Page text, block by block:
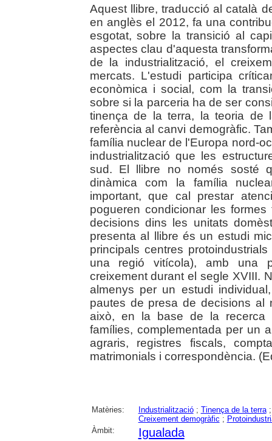
Aquest llibre, traducció al català
en anglès el 2012, fa una
esgotat, sobre la transició al
aspectes clau d'aquesta
de la industrialització, el
mercats. L'estudi participa
econòmica i social, com la
sobre si la parceria ha de ser
tinença de la terra, la teoria de
referència al canvi demogràfic.
família nuclear de l'Europa nord-
industrialització que les
sud. El llibre no només sosté
dinàmica com la família
important, que cal prestar
pogueren condicionar les
decisions dins les unitats
presenta al llibre és un estudi
principals centres
una regió vitícola), amb una
creixement durant el segle XVIII.
almenys per un estudi
pautes de presa de decisions al
això, en la base de la recerca
famílies, complementada per un
agraris, registres fiscals,
matrimonials i correspondència.
Matèries: Industrialització; Tinença de la terra
Creixement demogràfic ;
Àmbit:
Igualada